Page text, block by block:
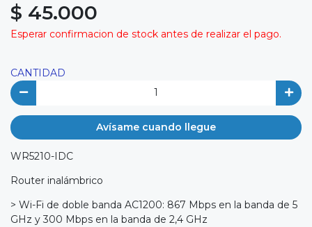
$ 45.000
Esperar confirmacion de stock antes de realizar el pago.
CANTIDAD
Avísame cuando llegue
WR5210-IDC
Router inalámbrico
> Wi-Fi de doble banda AC1200: 867 Mbps en la banda de 5
GHz y 300 Mbps en la banda de 2,4 GHz